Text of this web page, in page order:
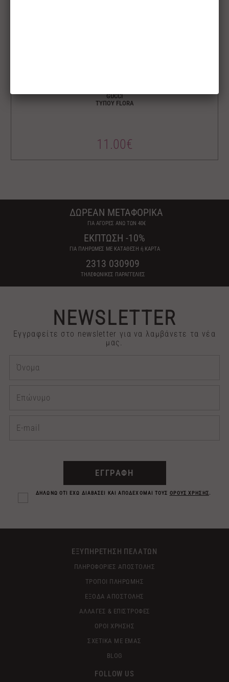
GUCCI
ΤΥΠΟΥ FLORA
11.00€
ΔΩΡΕΑΝ ΜΕΤΑΦΟΡΙΚΑ
ΓΙΑ ΑΓΟΡΕΣ ΑΝΩ ΤΩΝ 40€
ΕΚΠΤΩΣΗ -10%
ΓΙΑ ΠΛΗΡΩΜΕΣ ΜΕ ΚΑΤΑΘΕΣΗ ή ΚΑΡΤΑ
2313 030909
ΤΗΛΕΦΩΝΙΚΕΣ ΠΑΡΑΓΓΕΛΙΕΣ
NEWSLETTER
Εγγραφείτε στο newsletter για να λαμβάνετε τα νέα
μας.
ΕΓΓΡΑΦΗ
ΔΗΛΩΝΩ ΟΤΙ ΕΧΩ ΔΙΑΒΑΣΕΙ ΚΑΙ ΑΠΟΔΕΧΟΜΑΙ ΤΟΥΣ ΟΡΟΥΣ ΧΡΗΣΗΣ.
ΕΞΥΠΗΡΕΤΗΣΗ ΠΕΛΑΤΩΝ
ΠΛΗΡΟΦΟΡΙΕΣ ΑΠΟΣΤΟΛΗΣ
ΤΡΟΠΟΙ ΠΛΗΡΩΜΗΣ
ΕΞΟΔΑ ΑΠΟΣΤΟΛΗΣ
ΑΛΛΑΓΕΣ & ΕΠΙΣΤΡΟΦΕΣ
ΟΡΟΙ ΧΡΗΣΗΣ
ΣΧΕΤΙΚΑ ΜΕ ΕΜΑΣ
BLOG
FOLLOW US